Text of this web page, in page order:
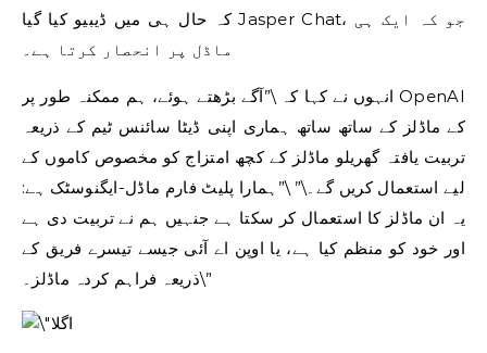
کہ حال ہی میں ڈیبیو کیا گیا Jasper Chat، جو کہ ایک ہی
ماڈل پر انحصار کرتا ہے۔
انہوں نے کہا کہ \”آگے بڑھتے ہوئے، ہم ممکنہ طور پر OpenAI
کے ماڈلز کے ساتھ ساتھ ہماری اپنی ڈیٹا سائنس ٹیم کے ذریعہ
تربیت یافتہ گھریلو ماڈلز کے کچھ امتزاج کو مخصوص کاموں کے
لیے استعمال کریں گے۔\” \”ہمارا پلیٹ فارم ماڈل-ایگنوسٹک ہے:
یہ ان ماڈلز کا استعمال کر سکتا ہے جنہیں ہم نے تربیت دی ہے
اور خود کو منظم کیا ہے، یا اوپن اے آئی جیسے تیسرے فریق کے
ذریعہ فراہم کردہ ماڈلز۔\”